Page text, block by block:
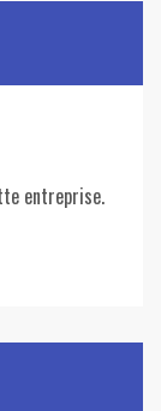
entreprise.